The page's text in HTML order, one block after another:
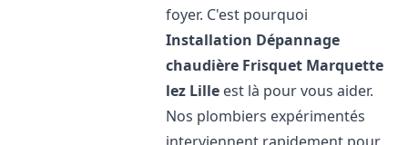
foyer. C'est pourquoi
Installation Dépannage
chaudière Frisquet Marquette
lez Lille est là pour vous aider.
Nos plombiers expérimentés